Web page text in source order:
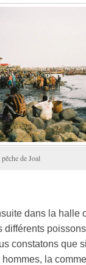
de Joal
dans la halle
différents
constatons que
hommes, la